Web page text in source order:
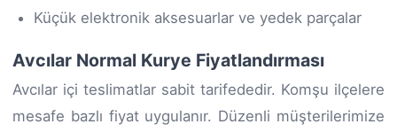
Küçük elektronik aksesuarlar ve yedek parçalar
Avcılar Normal Kurye Fiyatlandırması
Avcılar içi teslimatlar sabit tarifededir. Komşu ilçelere
mesafe bazlı fiyat uygulanır. Düzenli müşterilerimize